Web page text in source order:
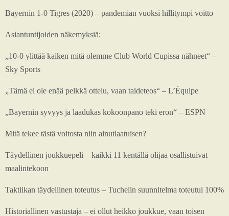
Bayernin 1-0 Tigres (2020) – pandemian vuoksi hillitympi voitto
Asiantuntijoiden näkemyksiä:
„10-0 ylittää kaiken mitä olemme Club World Cupissa nähneet“ –
Sky Sports
„Tämä ei ole enää pelkkä ottelu, vaan taideteos“ – L’Équipe
„Bayernin syvyys ja laadukas kokoonpano teki eron“ – ESPN
Mitä tekee tästä voitosta niin ainutlaatuisen?
Täydellinen joukkuepeli – kaikki 11 kentällä olijaa osallistuivat
maalintekoon
Taktiikan täydellinen toteutus – Tuchelin suunnitelma toteutui 100%
Historiallinen vastustaja – ei ollut heikko joukkue, vaan toisen